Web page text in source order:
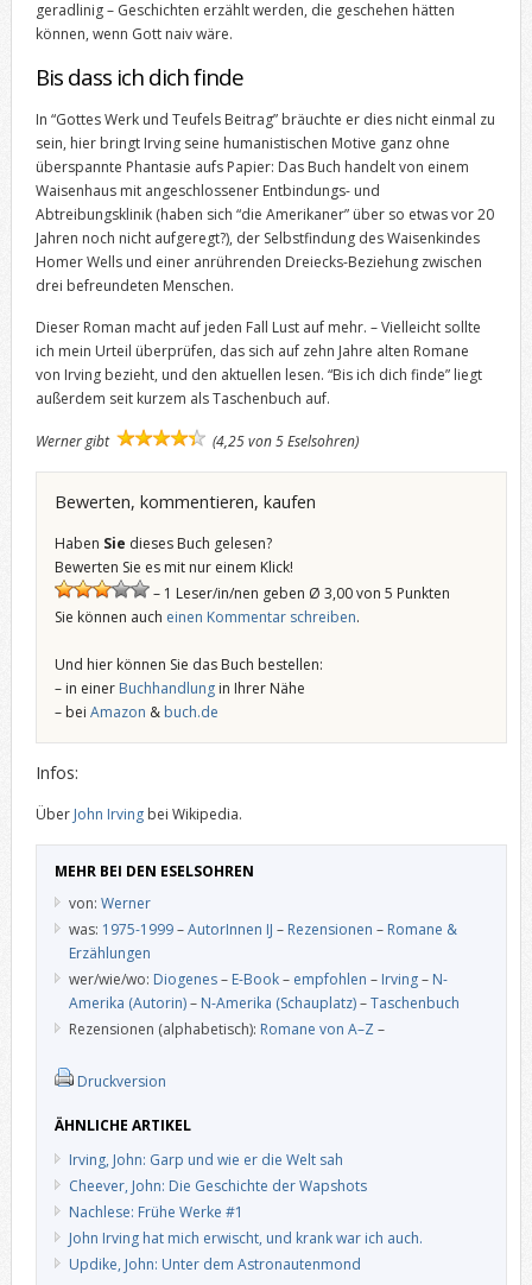
geradlinig – Geschichten erzählt werden, die geschehen hätten
können, wenn Gott naiv wäre.
Bis dass ich dich finde
In “Gottes Werk und Teufels Beitrag” bräuchte er dies nicht einmal zu
sein, hier bringt Irving seine humanistischen Motive ganz ohne
überspannte Phantasie aufs Papier: Das Buch handelt von einem
Waisenhaus mit angeschlossener Entbindungs- und
Abtreibungsklinik (haben sich “die Amerikaner” über so etwas vor 20
Jahren noch nicht aufgeregt?), der Selbstfindung des Waisenkindes
Homer Wells und einer anrührenden Dreiecks-Beziehung zwischen
drei befreundeten Menschen.
Dieser Roman macht auf jeden Fall Lust auf mehr. – Vielleicht sollte
ich mein Urteil überprüfen, das sich auf zehn Jahre alten Romane
von Irving bezieht, und den aktuellen lesen. “Bis ich dich finde” liegt
außerdem seit kurzem als Taschenbuch auf.
Werner gibt (4,25 von 5 Eselsohren)
Bewerten, kommentieren, kaufen
Haben Sie dieses Buch gelesen?
Bewerten Sie es mit nur einem Klick!
– 1 Leser/in/nen geben Ø 3,00 von 5 Punkten
Sie können auch einen Kommentar schreiben.
Und hier können Sie das Buch bestellen:
– in einer Buchhandlungin Ihrer Nähe
– bei Amazon & buch.de
Infos:
Über John Irvingbei Wikipedia.
MEHR BEI DEN ESELSOHREN
von: Werner
was: 1975-1999–AutorInnen IJ – Rezensionen – Romane &
Erzählungen
wer/wie/wo: Diogenes– E-Book– empfohlen – Irving– N-
Amerika (Autorin)– N-Amerika (Schauplatz)–Taschenbuch
Rezensionen (alphabetisch): Romane von A–Z –
Druckversion
ÄHNLICHE ARTIKEL
Irving, John: Garp und wie er die Welt sah
Cheever, John: Die Geschichte der Wapshots
Nachlese: Frühe Werke #1
John Irving hat mich erwischt, und krank war ich auch.
Updike, John: Unter dem Astronautenmond